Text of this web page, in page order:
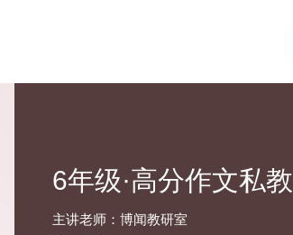
6年级·高分作文私教
主讲老师：博闻教研室